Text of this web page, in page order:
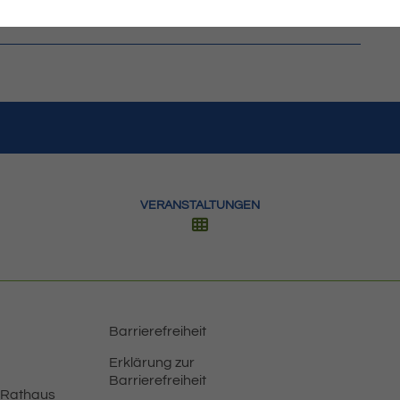
VERANSTALTUNGEN
Barrierefreiheit
Erklärung zur
Barrierefreiheit